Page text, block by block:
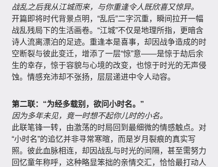
战乱之后我从江城而来，与你重逢令人既欣喜又惊异。
开篇即将时代背景点明，“乱后”二字沉重，瞬间拉开一幅
战乱残局下的生活画卷。“江城”不仅是地理所指，更暗含
诗人流离漂泊的足迹。重逢本是喜事，却因战争造成的时
空断裂与彼此变迁，增添了一层“惊”意——是惊于劫后余
生的幸存，惊于容貌与心境的改变，也惊于时光的无声侵
蚀。情感充沛却不张扬，层层递进中令人动容。
第二联：“为经多载别，欲问小时名。”
因为多年未见，竟一时想不起你儿时的小名。
此联笔锋一转，由激荡的时局回到最细微的情感触点。对
“小时名”的追忆并非寻常寒暄，而是岁月裂痕的真实写
照。彼此血脉相连，却因战乱与时光的间隔，甚至需努力
回忆童年称呼，这种略显笨拙的亲情交汇，恰恰最打动人